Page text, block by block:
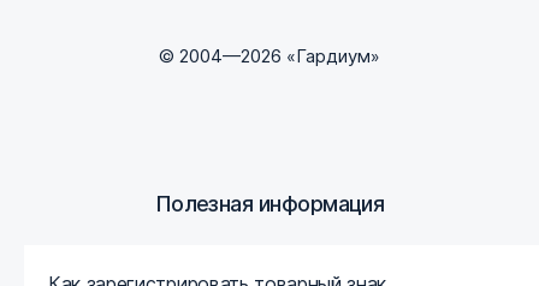
© 2004—2026 «Гардиум»
Полезная информация